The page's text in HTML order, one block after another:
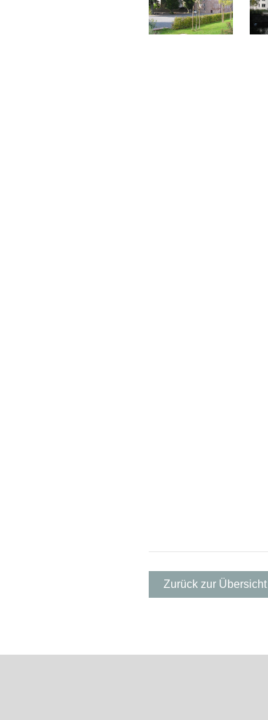
Zurück zur Übersicht